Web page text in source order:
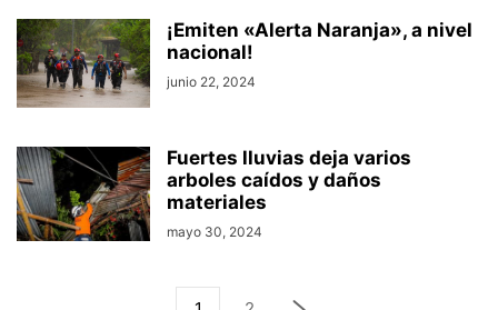
¡Emiten «Alerta Naranja», a nivel
nacional!
junio 22, 2024
Fuertes lluvias deja varios
arboles caídos y daños
materiales
mayo 30, 2024